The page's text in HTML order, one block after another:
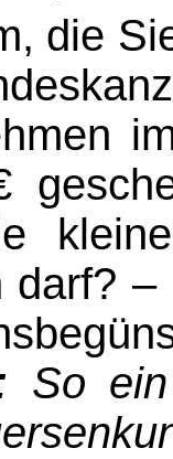
die
darf?
So